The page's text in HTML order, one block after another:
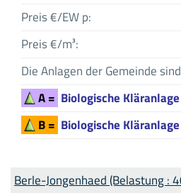
Preis €/EW p:
Preis €/m³:
Die Anlagen der Gemeinde
A = Biologische
B = Biologische
Berle-Jongenhaed (Belastung :